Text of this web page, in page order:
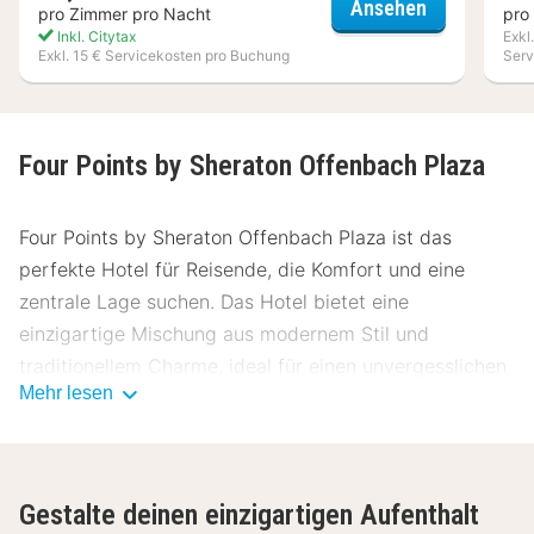
pro Zimmer pro Nacht
Inkl. Citytax
Exkl. 15 € Servicekosten pro Buchung
Ansehen Coffee pro
Four Points by Sheraton Offenbach Plaza
Four Points by Sheraton Offenbach Plaza ist das
perfekte Hotel für Reisende, die Komfort und eine
zentrale Lage suchen. Das Hotel bietet eine
einzigartige Mischung aus modernem Stil und
traditionellem Charme, ideal für einen unvergesslichen
Aufenthalt.
Das Hotel liegt in einer ruhigen Gegend von Offenbach,
Mehr lesen
Gestalte deinen einzigartigen Aufenthalt